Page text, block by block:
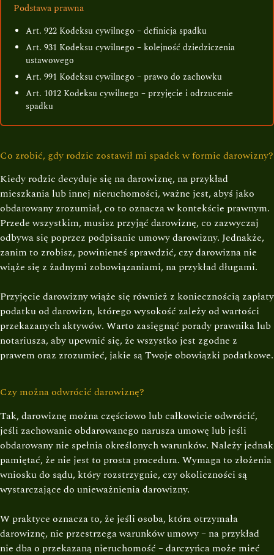
Podstawa prawna
Art. 922 Kodeksu cywilnego – definicja spadku
Art. 931 Kodeksu cywilnego – kolejność dziedziczenia
ustawowego
Art. 991 Kodeksu cywilnego – prawo do zachowku
Art. 1012 Kodeksu cywilnego – przyjęcie i odrzucenie
spadku
Co zrobić, gdy rodzic zostawił mi spadek w formie darowizny?
Kiedy rodzic decyduje się na darowiznę, na przykład
mieszkania lub innej nieruchomości, ważne jest, abyś jako
obdarowany zrozumiał, co to oznacza w kontekście prawnym.
Przede wszystkim, musisz przyjąć darowiznę, co zazwyczaj
odbywa się poprzez podpisanie umowy darowizny. Jednakże,
zanim to zrobisz, powinieneś sprawdzić, czy darowizna nie
wiąże się z żadnymi zobowiązaniami, na przykład długami.
Przyjęcie darowizny wiąże się również z koniecznością zapłaty
podatku od darowizn, którego wysokość zależy od wartości
przekazanych aktywów. Warto zasięgnąć porady prawnika lub
notariusza, aby upewnić się, że wszystko jest zgodne z
prawem oraz zrozumieć, jakie są Twoje obowiązki podatkowe.
Czy można odwrócić darowiznę?
Tak, darowiznę można częściowo lub całkowicie odwrócić,
jeśli zachowanie obdarowanego narusza umowę lub jeśli
obdarowany nie spełnia określonych warunków. Należy jednak
pamiętać, że nie jest to prosta procedura. Wymaga to złożenia
wniosku do sądu, który rozstrzygnie, czy okoliczności są
wystarczające do unieważnienia darowizny.
W praktyce oznacza to, że jeśli osoba, która otrzymała
darowiznę, nie przestrzega warunków umowy – na przykład
nie dba o przekazaną nieruchomość – darczyńca może mieć